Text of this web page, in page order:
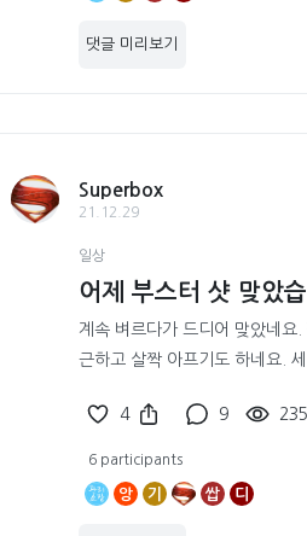
댓글 미리보기
Superbox
21.12.29
일상
어제 부스터 샷 맞았
계속 벼르다가 드디어 맞았네요
근하고 살짝 아프기도 하네요.
4 9 235
6 participants
앙 기 쌉 디